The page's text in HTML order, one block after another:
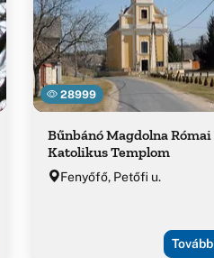
28999
Bűnbánó Magdolna Római
Katolikus Templom
Fenyőfő, Petőfi u.
Tovább